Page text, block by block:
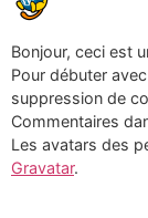
Bonjour, ceci est
Pour débuter
suppression de
Commentaires
Les avatars des
Gravatar.